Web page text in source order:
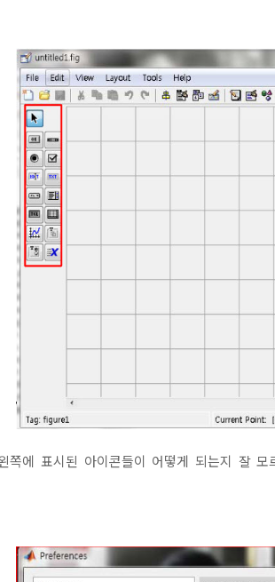
쪽에 표시된 아이콘들이 어떻게 되는지 잘